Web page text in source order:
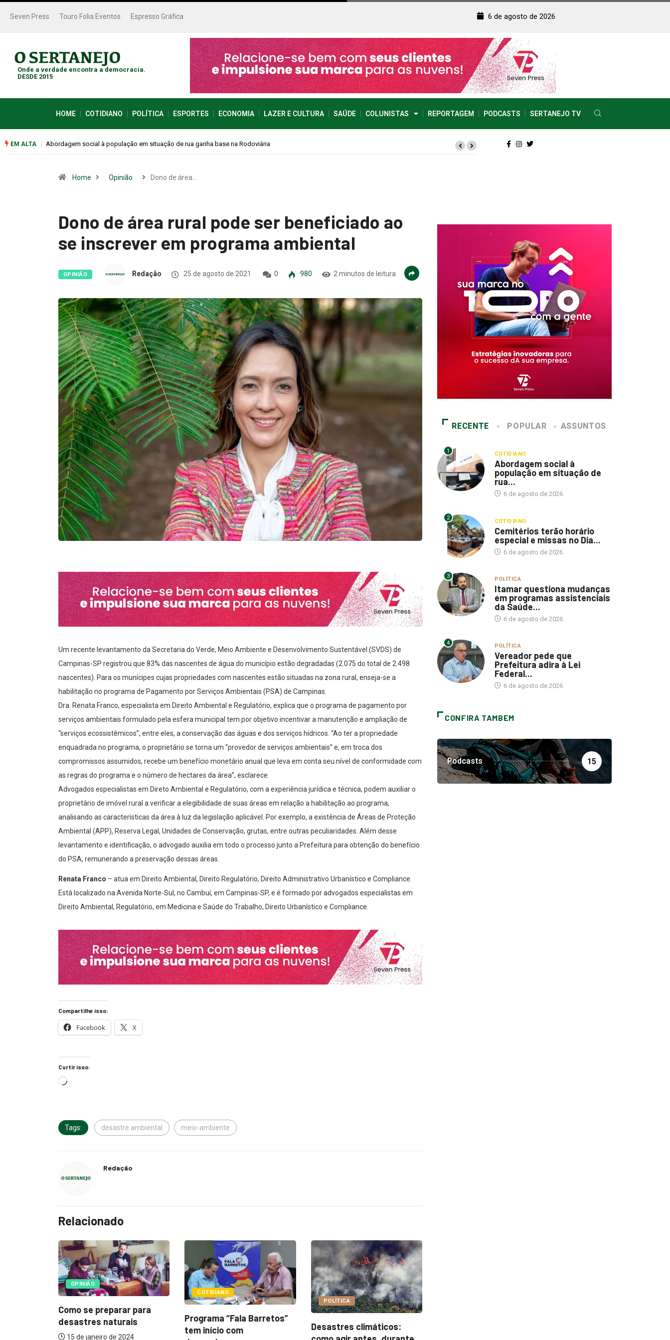
Seven Press Touro Folia Eventos Espresso Gráfica 6 de agosto de 2026
Onde a verdade encontra a democracia.
DESDE 2015
HOME COTIDIANO POLÍTICA ESPORTES ECONOMIA LAZER E CULTURA SAÚDE COLUNISTAS REPORTAGEM PODCASTS SERTANEJO TV
EM ALTA Cemitérios terão horário especial e missas no Dia dos Pais
Home Opinião Dono de área…
Dono de área rural pode ser beneficiado ao
se inscrever em programa ambiental
OPINIÃO Redação 25 de agosto de 2021 0 980 2 minutos de leitura
Um recente levantamento da Secretaria do Verde, Meio Ambiente e Desenvolvimento Sustentável (SVDS) de
Campinas-SP registrou que 83% das nascentes de água do município estão degradadas (2.075 do total de 2.498
nascentes). Para os munícipes cujas propriedades com nascentes estão situadas na zona rural, enseja-se a
habilitação no programa de Pagamento por Serviços Ambientais (PSA) de Campinas.
Dra. Renata Franco, especialista em Direito Ambiental e Regulatório, explica que o programa de pagamento por
serviços ambientais formulado pela esfera municipal tem por objetivo incentivar a manutenção e ampliação de
“serviços ecossistêmicos”, entre eles, a conservação das águas e dos serviços hídricos. “Ao ter a propriedade
enquadrada no programa, o proprietário se torna um “provedor de serviços ambientais” e, em troca dos
compromissos assumidos, recebe um benefício monetário anual que leva em conta seu nível de conformidade com
as regras do programa e o número de hectares da área”, esclarece.
Advogados especialistas em Direto Ambiental e Regulatório, com a experiência jurídica e técnica, podem auxiliar o
proprietário de imóvel rural a verificar a elegibilidade de suas áreas em relação a habilitação ao programa,
analisando as características da área à luz da legislação aplicável. Por exemplo, a existência de Áreas de Proteção
Ambiental (APP), Reserva Legal, Unidades de Conservação, grutas, entre outras peculiaridades. Além desse
levantamento e identificação, o advogado auxilia em todo o processo junto a Prefeitura para obtenção do benefício
do PSA, remunerando a preservação dessas áreas.
Renata Franco – atua em Direito Ambiental, Direito Regulatório, Direito Administrativo Urbanístico e Compliance.
Está localizado na Avenida Norte-Sul, no Cambuí, em Campinas-SP, e é formado por advogados especialistas em
Direito Ambiental, Regulatório, em Medicina e Saúde do Trabalho, Direito Urbanístico e Compliance.
Compartilhe isso:
Facebook X
Curtir isso:
Tags: desastre ambiental meio-ambiente
Redação
Relacionado
COTIDIANO
Programa “Fala Barretos”
POLÍTICA
Desastres climáticos:
OPINIÃO
Como se preparar para
desastres naturais
15 de janeiro de 2024
RECENTE POPULAR ASSUNTOS
1 COTIDIANO
Abordagem social à
população em situação de
rua...
6 de agosto de 2026
2 COTIDIANO
Cemitérios terão horário
especial e missas no Dia...
6 de agosto de 2026
3 POLÍTICA
Itamar questiona mudanças
em programas assistenciais
da Saúde...
6 de agosto de 2026
4 POLÍTICA
Vereador pede que
Prefeitura adira à Lei
Federal...
6 de agosto de 2026
CONFIRA TAMBEM
Podcasts 15